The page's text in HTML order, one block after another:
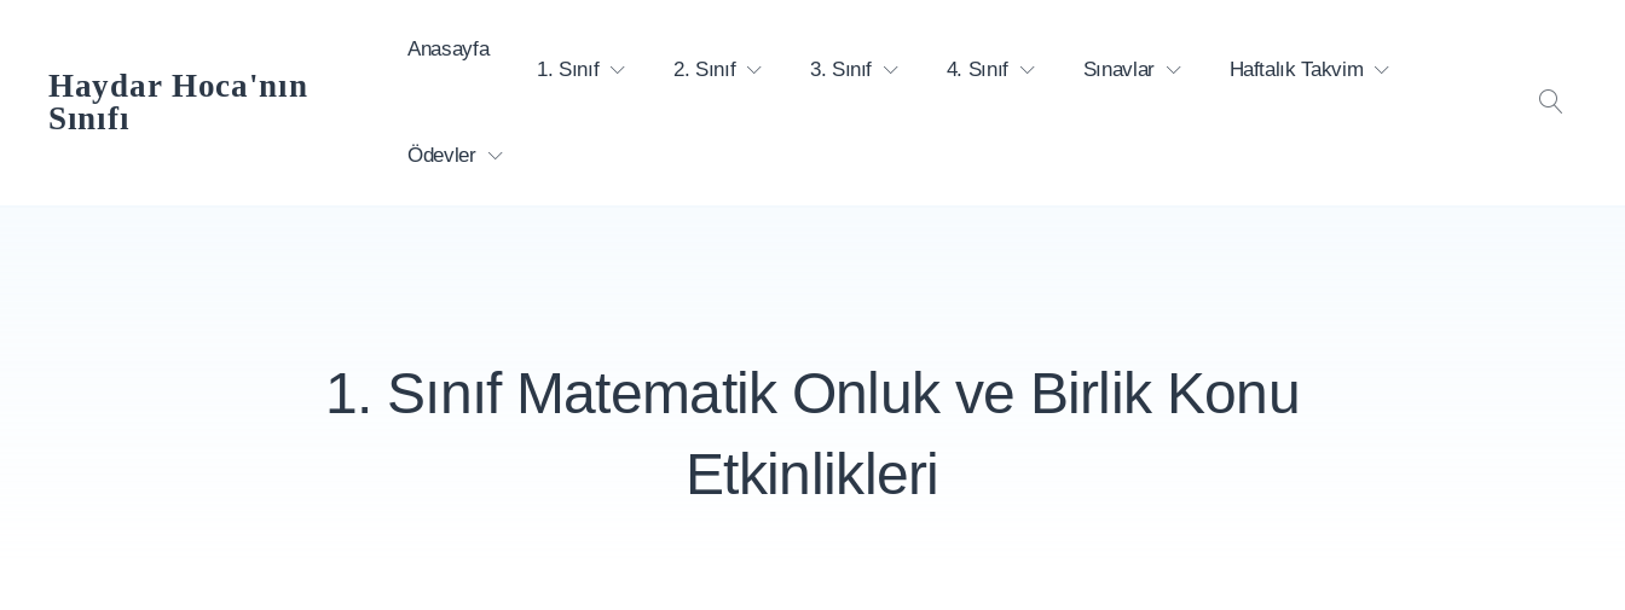
contentHaydar Hoca'nın
Sınıfı
Anasayfa
1. Sınıf
2. Sınıf 3. Sınıf 4. Sınıf Sınavlar Haftalık Takvim
Ödevler
1. Sınıf Matematik Onluk ve Birlik Konu
Etkinlikleri